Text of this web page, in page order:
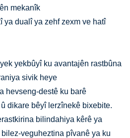
mekanîk
ya dualî ya zehf zexm ve hatî
yekbûyî ku avantajên rastbûna
sivik heye
hevseng-destê ku barê
dikare bêyî lerzînekê bixebite.
bilindahiya kêrê ya
veguheztina pîvanê ya ku